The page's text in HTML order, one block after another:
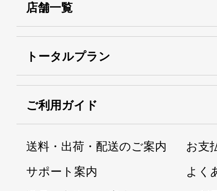
店舗一覧
トータルプラン
ご利用ガイド
送料・出荷・配送のご案内
お支
サポート案内
よく